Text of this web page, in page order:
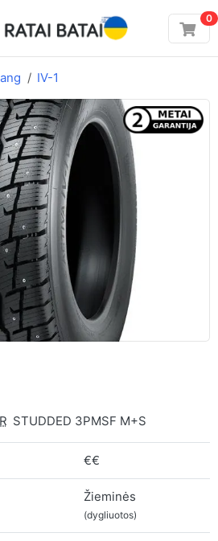
0
IV-1
STUDDED 3PMSF M+S
€€
Žieminės
(dygliuotos)